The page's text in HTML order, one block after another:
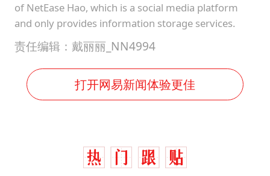
of NetEase Hao, which is a social media platform
and only provides information storage services.
责任编辑：戴丽丽_NN4994
打开网易新闻体验更佳